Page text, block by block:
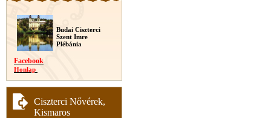
Budai Ciszterci
Szent Imre
Plébánia
Facebook
Honlap
Ciszterci Nővérek,
Kismaros